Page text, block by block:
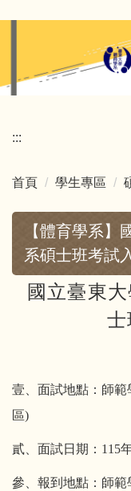
內
:::
首頁 學生專區
【體育學系】
系碩士班考試
國立臺東
士
壹、面試地點：師範
區)
貳、面試日期：115
參、報到地點：師範